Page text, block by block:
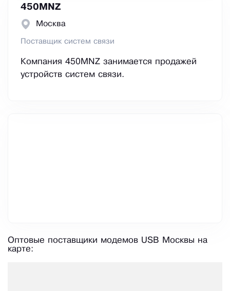
450MNZ
Москва
Поставщик систем связи
Компания 450MNZ занимается продажей
устройств систем связи.
Оптовые поставщики модемов USB Москвы на
карте: